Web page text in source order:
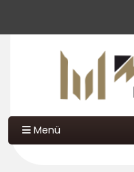
Menü